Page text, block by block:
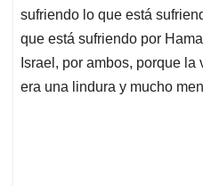
sufriendo lo que está
que está sufriendo por
Israel, por ambos, porque
era una lindura y mucho